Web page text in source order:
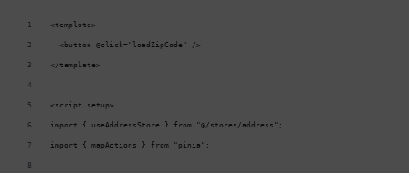
<template>
  <button @click="loadZipCode" />
</template>
<script setup>
import { useAddressStore } from "@/stores/address";
import { mapActions } from "pinia";